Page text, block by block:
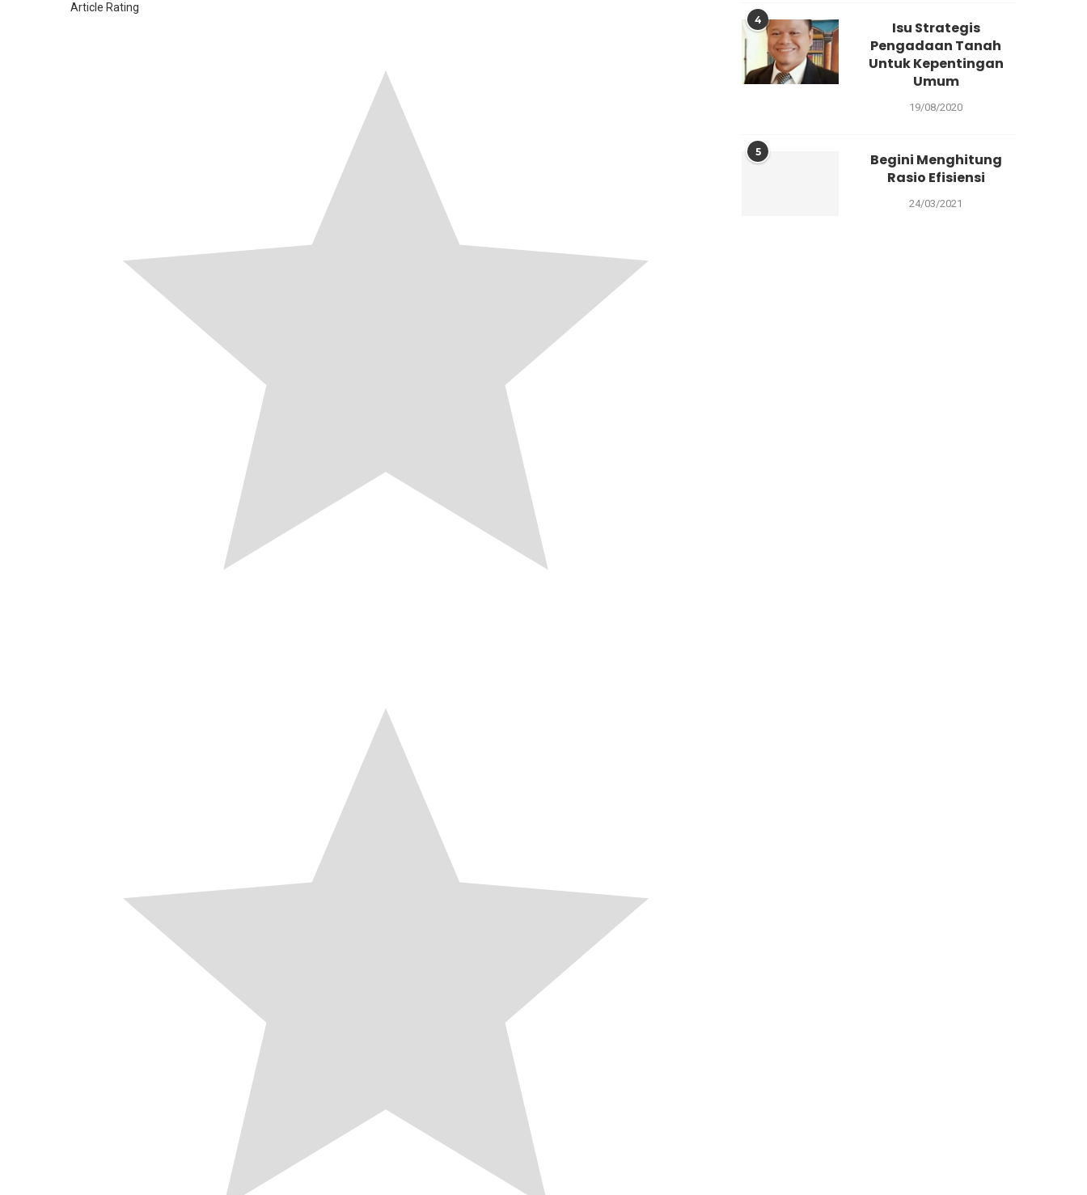
Article Rating
4
Isu Strategis
Pengadaan Tanah
Untuk Kepentingan
Umum
19/08/2020
5
Begini Menghitung
Rasio Efisiensi
24/03/2021